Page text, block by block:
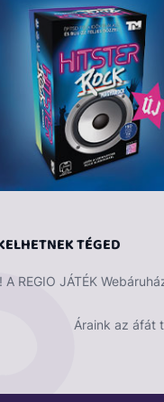
venni. Két módon is
az összes
csak egy kártya van
kártyát tartalmaz.
TÉGED
A REGIO JÁTÉK
Áraink az áfát